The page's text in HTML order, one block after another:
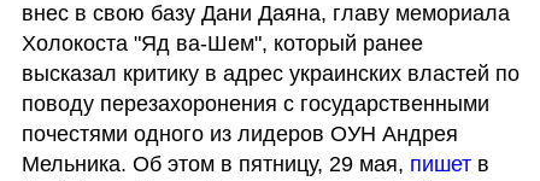
внес в свою базу Дани Даяна, главу мемориала
Холокоста "Яд ва-Шем", который ранее
высказал критику в адрес украинских властей по
поводу перезахоронения с государственными
почестями одного из лидеров ОУН Андрея
Мельника. Об этом в пятницу, 29 мая, пишет в